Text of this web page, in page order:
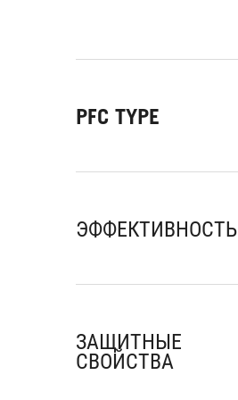
PFC TYPE
ЭФФЕКТИВНОСТЬ
ЗАЩИТНЫЕ
СВОЙСТВА